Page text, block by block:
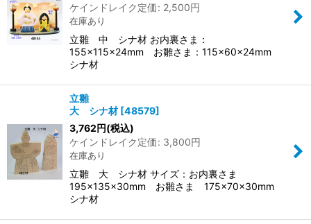
ケインドレイク定価: 2,500円
在庫あり
立雛 中 シナ材 お内裏さま：
155×115×24mm お雛さま：115×60×24mm
シナ材
立雛
大 シナ材 [48579]
3,762円(税込)
ケインドレイク定価: 3,800円
在庫あり
立雛 大 シナ材 サイズ：お内裏さま
195×135×30mm お雛さま 175×70×30mm
シナ材